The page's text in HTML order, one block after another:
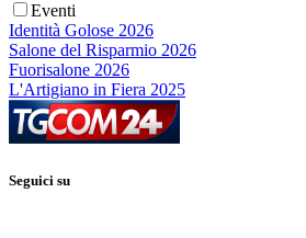
Eventi
Identità Golose 2026
Salone del Risparmio 2026
Fuorisalone 2026
L'Artigiano in Fiera 2025
Seguici su